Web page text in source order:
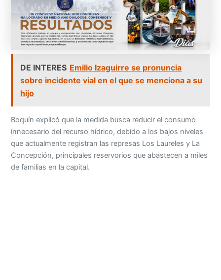
DE INTERES Emilio Izaguirre se pronuncia
sobre incidente vial en el que se menciona a su
hijo
Boquín explicó que la medida busca reducir el consumo
innecesario del recurso hídrico, debido a los bajos niveles
que actualmente registran las represas Los Laureles y La
Concepción, principales reservorios que abastecen a miles
de familias en la capital.